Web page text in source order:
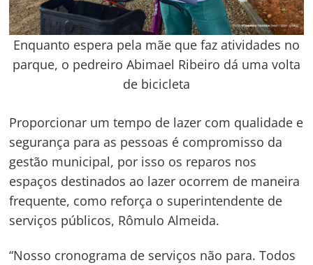
Enquanto espera pela mãe que faz atividades no
parque, o pedreiro Abimael Ribeiro dá uma volta
de bicicleta
Proporcionar um tempo de lazer com qualidade e
segurança para as pessoas é compromisso da
gestão municipal, por isso os reparos nos
espaços destinados ao lazer ocorrem de maneira
frequente, como reforça o superintendente de
serviços públicos, Rômulo Almeida.
“Nosso cronograma de serviços não para. Todos